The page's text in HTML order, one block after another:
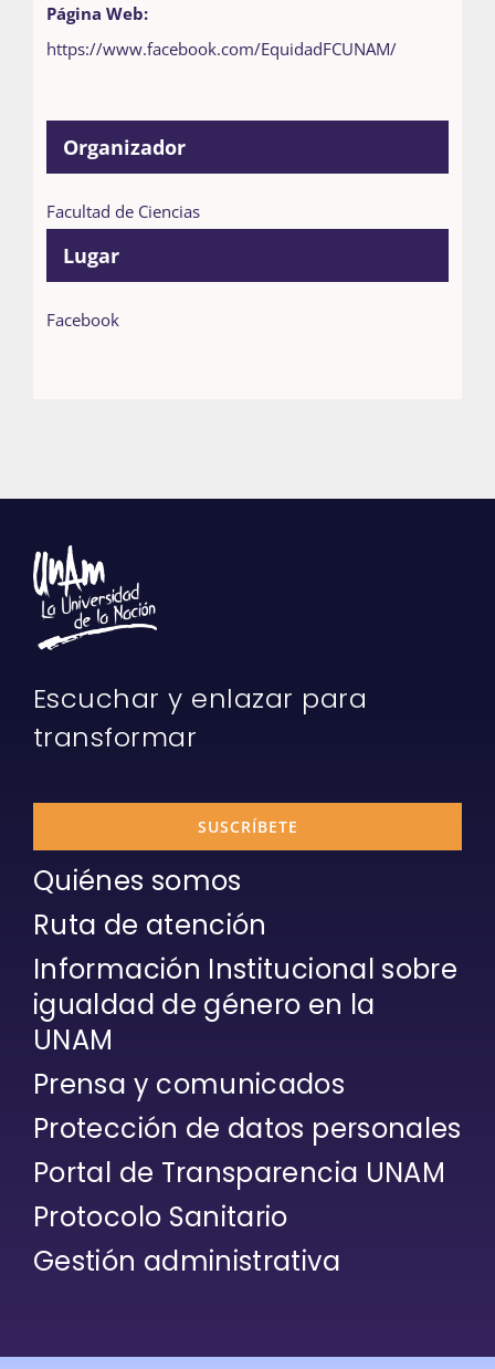
Página Web:
https://www.facebook.com/EquidadFCUNAM/
Lugar
Facebook
Organizador
Facultad de Ciencias
Escuchar y enlazar para
transformar
SUSCRÍBETE
Quiénes somos
Ruta de atención
Información Institucional sobre
igualdad de género en la
UNAM
Prensa y comunicados
Protección de datos personales
Portal de Transparencia UNAM
Protocolo Sanitario
Gestión administrativa